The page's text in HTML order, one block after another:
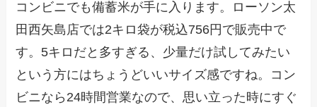
コンビニでも備蓄米が手に入ります。ローソン太
田西矢島店では2キロ袋が税込756円で販売中で
す。5キロだと多すぎる、少量だけ試してみたい
という方にはちょうどいいサイズ感ですね。コン
ビニなら24時間営業なので、思い立った時にすぐ